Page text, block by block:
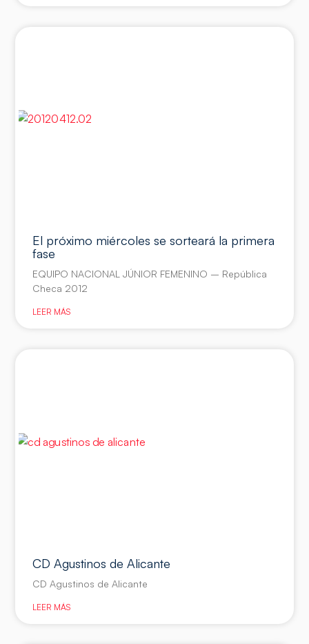
El próximo miércoles se sorteará la primera
fase
EQUIPO NACIONAL JÚNIOR FEMENINO – República
Checa 2012
LEER MÁS
CD Agustinos de Alicante
CD Agustinos de Alicante
LEER MÁS